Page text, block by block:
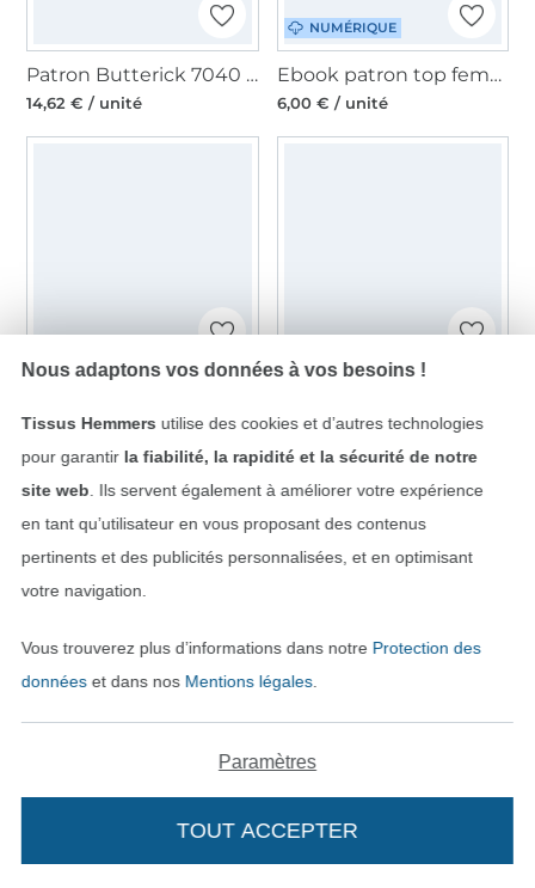
Patron Butterick 7040 robe pour femmes, version papier, taille 44-52, en français
14,62 € / unité
NUMÉRIQUE
Ebook patron top femme pdf Famke My Image S1313, en français
6,00 € / unité
6,00 € / unité 9,98 € / unité
NUMÉRIQUE
6,37 € / unité 7,97 € / unité
-20%
Nous adaptons vos données à vos besoins !
Tissus Hemmers utilise des cookies et d’autres technologies
pour garantir la fiabilité, la rapidité et la sécurité de notre
site web . Ils servent également à améliorer votre expérience
en tant qu’utilisateur en vous proposant des contenus
pertinents et des publicités personnalisées, et en optimisant
votre navigation.
Vous trouverez plus d’informations dans notre Protection des
donnéeset dans nos Mentions légales.
Paramètres
TOUT ACCEPTER